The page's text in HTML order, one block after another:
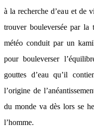
à la recherche d’eau et de
trouver bouleversée par la
météo conduit par un
pour bouleverser
gouttes d’eau qu’il
l’origine de
du monde va dès lors se
l’homme.